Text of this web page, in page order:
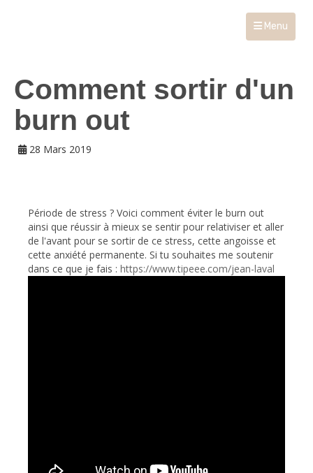
Menu
Comment sortir d'un
burn out
28 Mars 2019
Période de stress ? Voici comment éviter le burn out
ainsi que réussir à mieux se sentir pour relativiser et aller
de l'avant pour se sortir de ce stress, cette angoisse et
cette anxiété permanente. Si tu souhaites me soutenir
dans ce que je fais : https://www.tipeee.com/jean-laval